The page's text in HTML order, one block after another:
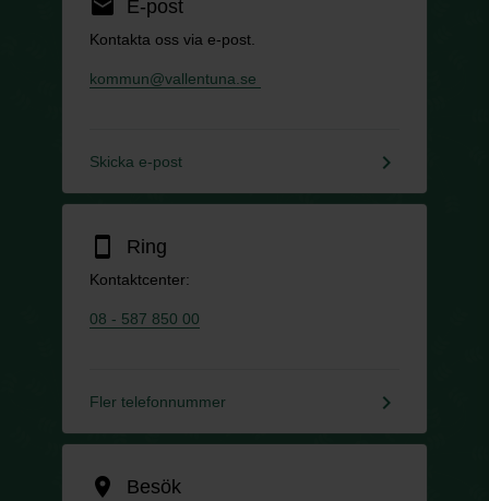
email E-post
Kontakta oss via e-post.
kommun@vallentuna.se
Skicka e-post keyboard_arrow_right
smartphone Ring
Kontaktcenter:
08 - 587 850 00
Fler telefonnummer keyboard_arrow_right
location_on Besök